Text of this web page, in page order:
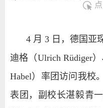
4 月 3 日，德国亚
迪格（Ulrich Rüdiger
Habel）率团访问我校
表团，副校长湛毅青